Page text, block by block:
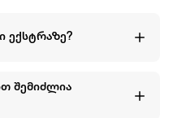
ექსტრაზე?
შემიძლია